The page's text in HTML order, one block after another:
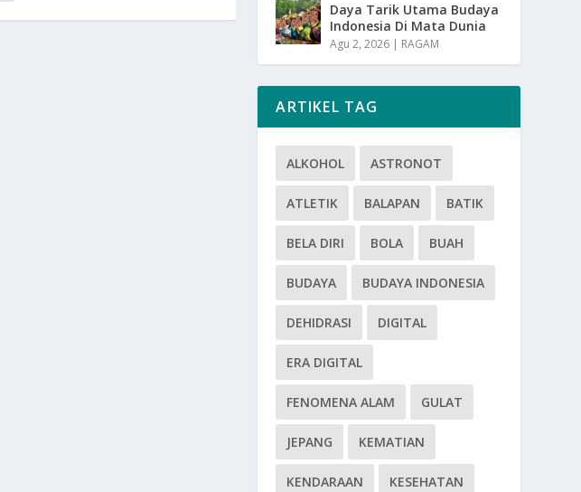
Daya Tarik Utama Budaya
Indonesia Di Mata Dunia
Agu 2, 2026 | RAGAM
ARTIKEL TAG
ALKOHOL ASTRONOT
ATLETIK BALAPAN BATIK
BELA DIRI BOLA BUAH
BUDAYA BUDAYA INDONESIA
DEHIDRASI DIGITAL
ERA DIGITAL
FENOMENA ALAM GULAT
JEPANG KEMATIAN
KENDARAAN KESEHATAN